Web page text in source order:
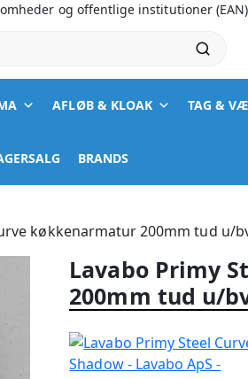
og offentlige institutioner (EAN)
AFLØB & KLOAK TAG &
BRANDS
køkkenarmatur 200mm tud u/
Lavabo Primy
200mm tud u/